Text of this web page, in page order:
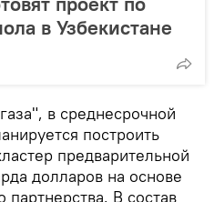
в Узбекистане
в среднесрочной
построить
предварительной
долларов на основе
партнерства. В состав